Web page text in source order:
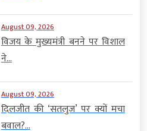
August 09, 2026
विजय के मुख्यमंत्री बनने पर विशाल
ने...
August 09, 2026
दिलजीत की ‘सतलुज’ पर क्यों मचा
बवाल?...